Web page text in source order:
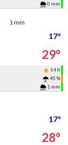
0 mm
1 mm
17°
29°
14 h
45 %
1 mm
17°
28°